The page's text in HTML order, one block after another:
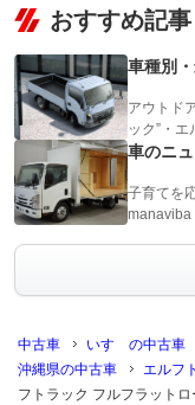
おすすめ記事
車種別
アウトド
ック”・
車のニ
子育てを
manaviba
中古車 いすゞの中古車
沖縄県の中古車
エルフ
フトラック フルフラッ